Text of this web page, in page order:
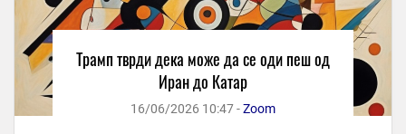
Трамп тврди дека може да се оди пеш од
Иран до Катар
16/06/2026 10:47 -Zoom